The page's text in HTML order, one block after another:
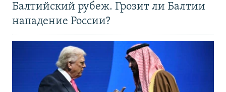
Балтийский рубеж. Грозит ли Балтии
нападение России?